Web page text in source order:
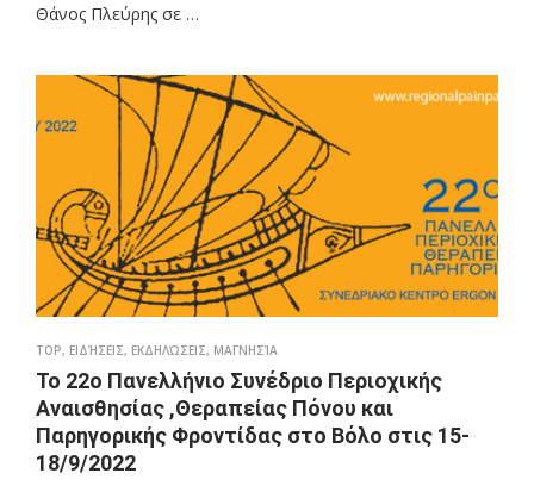
Θάνος Πλεύρης σε …
TOP, ΕΙΔΉΣΕΙΣ, ΕΚΔΗΛΏΣΕΙΣ, ΜΑΓΝΗΣΊΑ
Το 22ο Πανελλήνιο Συνέδριο Περιοχικής
Αναισθησίας ,Θεραπείας Πόνου και
Παρηγορικής Φροντίδας στο Βόλο στις 15-
18/9/2022